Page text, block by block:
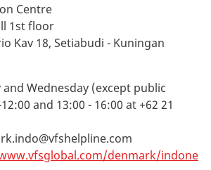
Centre
1st floor
Kav 18, Setiabudi - Kuningan
Wednesday (except public
and 13:00 - 16:00 at +62 21
denmark/indone